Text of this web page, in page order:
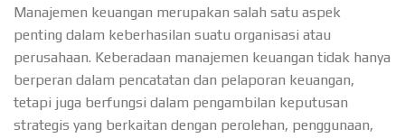
Manajemen keuangan merupakan salah satu aspek
penting dalam keberhasilan suatu organisasi atau
perusahaan. Keberadaan manajemen keuangan tidak hanya
berperan dalam pencatatan dan pelaporan keuangan,
tetapi juga berfungsi dalam pengambilan keputusan
strategis yang berkaitan dengan perolehan, penggunaan,